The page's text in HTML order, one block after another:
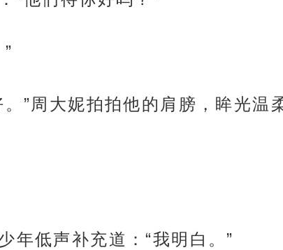
。”周大妮拍拍他的肩膀，眸光
年低声补充道：“我明白。”